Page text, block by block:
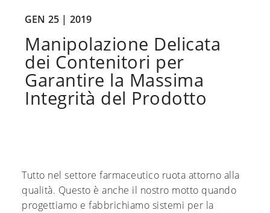
GEN 25 | 2019
Manipolazione Delicata
dei Contenitori per
Garantire la Massima
Integrità del Prodotto
Tutto nel settore farmaceutico ruota attorno alla
qualità. Questo è anche il nostro motto quando
progettiamo e fabbrichiamo sistemi per la